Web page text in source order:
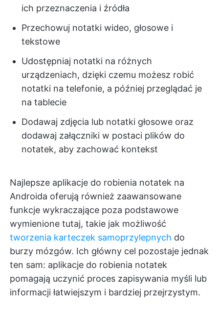
ich przeznaczenia i źródła
Przechowuj notatki wideo, głosowe i
tekstowe
Udostępniaj notatki na różnych
urządzeniach, dzięki czemu możesz robić
notatki na telefonie, a później przeglądać je
na tablecie
Dodawaj zdjęcia lub notatki głosowe oraz
dodawaj załączniki w postaci plików do
notatek, aby zachować kontekst
Najlepsze aplikacje do robienia notatek na
Androida oferują również zaawansowane
funkcje wykraczające poza podstawowe
wymienione tutaj, takie jak możliwość
tworzenia karteczek samoprzylepnych do
burzy mózgów. Ich główny cel pozostaje jednak
ten sam: aplikacje do robienia notatek
pomagają uczynić proces zapisywania myśli lub
informacji łatwiejszym i bardziej przejrzystym.